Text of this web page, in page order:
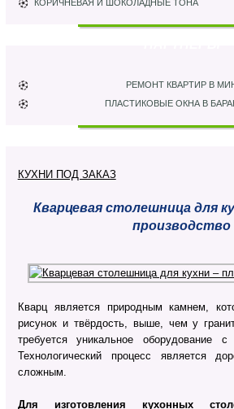
КОРИЧНЕВАЯ И ШОКОЛАДНЫЕ ТОНА
РЕМОНТ КВАРТИР В
ПЛАСТИКОВЫЕ ОКНА В
КУХНИ ПОД ЗАКАЗ
Кварцевая столешница для
производство
Кварц является природным камнем,
рисунок и твёрдость, выше, чем у
требуется уникальное оборудование
Технологический процесс является
сложным.
Для изготовления кухонных